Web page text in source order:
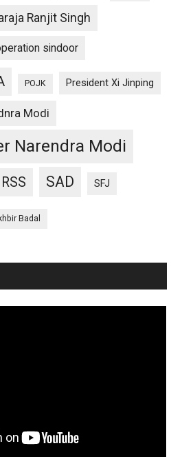
Ranjit Singh
sindoor
POJK President Xi Jinping
Modi
Narendra Modi
RSS SAD SFJ
Badal